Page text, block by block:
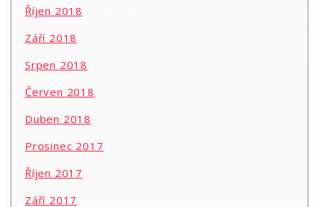
Říjen 2018
Září 2018
Srpen 2018
Červen 2018
Duben 2018
Prosinec 2017
Říjen 2017
Září 2017